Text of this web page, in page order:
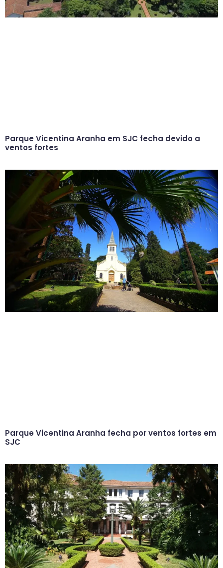
Parque Vicentina Aranha em SJC fecha devido a
ventos fortes
Parque Vicentina Aranha fecha por ventos fortes em
SJC